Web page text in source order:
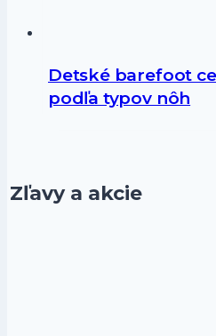
Detské barefoot
podľa typov nôh
Zľavy a akcie